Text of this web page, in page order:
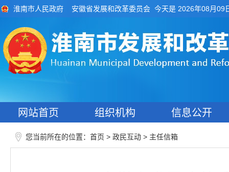
淮南市人民政府 安徽省发展和改革委员会 今天是 2026年08月09
网站首页 组织机构 信息公开
您当前所在的位置： 首页 > 政民互动 > 主任信箱